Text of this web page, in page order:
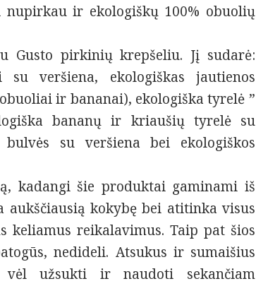
nupirkau ir ekologiškų 100% obuolių
Gusto pirkinių krepšeliu. Jį sudarė:
veršiena, ekologiškas jautienos
ir bananai), ekologiška tyrelė ”
bananų ir kriaušių tyrelė su
bulvės su veršiena bei ekologiškos
kadangi šie produktai gaminami iš
kokybę bei atitinka visus
keliamus reikalavimus. Taip pat šios
nedideli. Atsukus ir sumaišius
užsukti ir naudoti sekančiam